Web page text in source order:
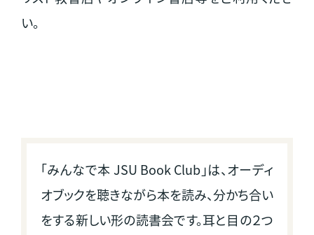
い。
「みんなで本 JSU Book Club」は、オーディ
オブックを聴きながら本を読み、分かち合い
をする新しい形の読書会です。耳と目の２つ